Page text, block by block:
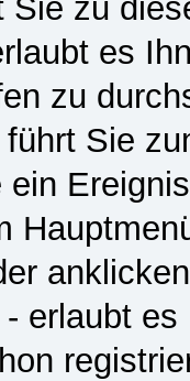
zu
es
zu
Sie
ein
- erlaubt es